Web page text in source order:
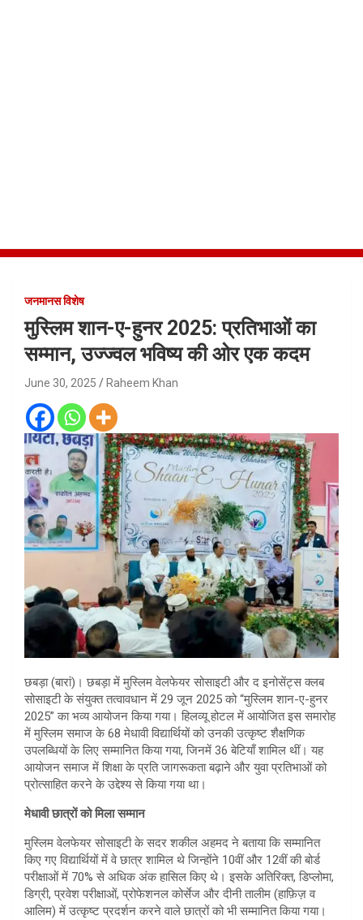
जनमानस विशेष
मुस्लिम शान-ए-हुनर 2025: प्रतिभाओं का
सम्मान, उज्ज्वल भविष्य की ओर एक कदम
June 30, 2025 Raheem Khan
छबड़ा (बारां)। छबड़ा में मुस्लिम वेलफेयर सोसाइटी और द इनोसेंट्स क्लब
सोसाइटी के संयुक्त तत्वावधान में 29 जून 2025 को “मुस्लिम शान-ए-हुनर
2025” का भव्य आयोजन किया गया। हिलव्यू होटल में आयोजित इस समारोह
में मुस्लिम समाज के 68 मेधावी विद्यार्थियों को उनकी उत्कृष्ट शैक्षणिक
उपलब्धियों के लिए सम्मानित किया गया, जिनमें 36 बेटियाँ शामिल थीं। यह
आयोजन समाज में शिक्षा के प्रति जागरूकता बढ़ाने और युवा प्रतिभाओं को
प्रोत्साहित करने के उद्देश्य से किया गया था।
मेधावी छात्रों को मिला सम्मान
मुस्लिम वेलफेयर सोसाइटी के सदर शकील अहमद ने बताया कि सम्मानित
किए गए विद्यार्थियों में वे छात्र शामिल थे जिन्होंने 10वीं और 12वीं की बोर्ड
परीक्षाओं में 70% से अधिक अंक हासिल किए थे। इसके अतिरिक्त, डिप्लोमा,
डिग्री, प्रवेश परीक्षाओं, प्रोफेशनल कोर्सेज और दीनी तालीम (हाफ़िज़ व
आलिम) में उत्कृष्ट प्रदर्शन करने वाले छात्रों को भी सम्मानित किया गया।